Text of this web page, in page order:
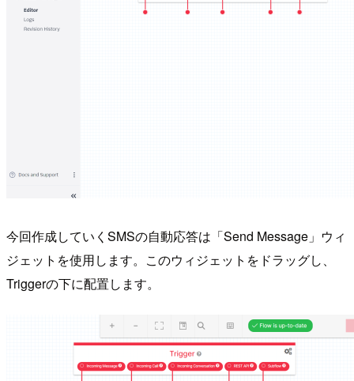
今回作成していくSMSの自動応答は「Send Message」ウィ
ジェットを使用します。このウィジェットをドラッグし、
Triggerの下に配置します。